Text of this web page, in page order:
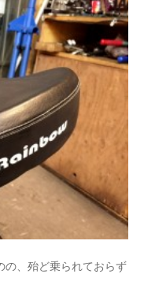
の、殆ど乗られておらず